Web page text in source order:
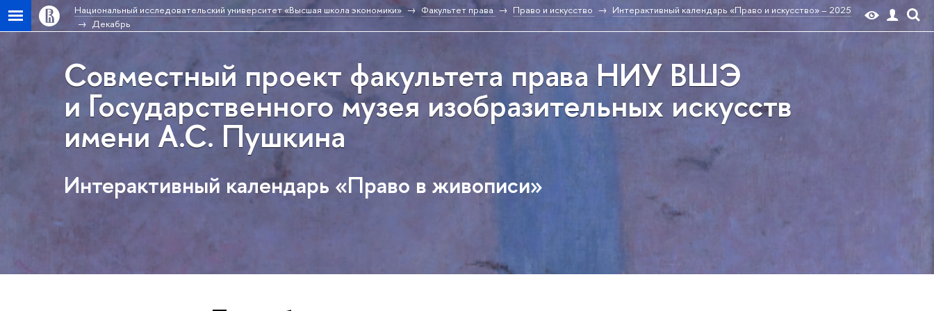
Национальный исследовательский университет «Высшая школа экономики» Факультет права Право и искусство
Интерактивный календарь «Право и искусство» – 2025
Декабрь
Совместный проект факультета права НИУ ВШЭ
и Государственного музея изобразительных искусств
имени А.С. Пушкина
Интерактивный календарь «Право в живописи»